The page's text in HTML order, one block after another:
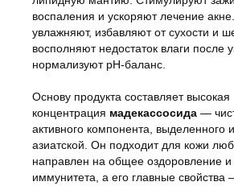
воспаления и ускоряют лечение
увлажняют, избавляют от сухости и
восполняют недостаток влаги после
нормализуют pH-баланс.
Основу продукта составляет высокая
концентрация мадекассосида —
активного компонента, выделенного
азиатской. Он подходит для кожи
направлен на общее оздоровление
иммунитета, а его главные свойства